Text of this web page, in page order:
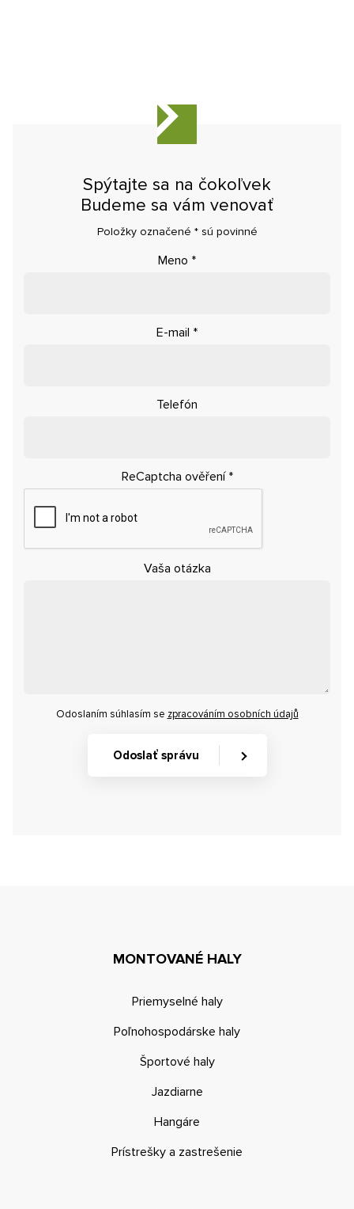
Spýtajte sa na čokoľvek
Budeme sa vám venovať
Položky označené *sú povinné
Meno *
E-mail *
Telefón
ReCaptcha ověření *
Vaša otázka
Odoslaním súhlasím se zpracováním osobních údajů
Odoslať správu
MONTOVANÉ HALY
Priemyselné haly
Poľnohospodárske haly
Športové haly
Jazdiarne
Hangáre
Prístrešky a zastrešenie